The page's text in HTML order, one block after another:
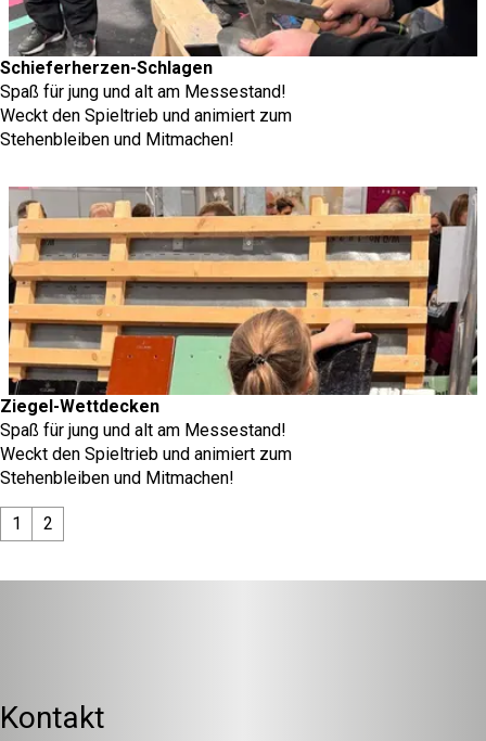
Schieferherzen-Schlagen
Spaß für jung und alt am Messestand!
Weckt den Spieltrieb und animiert zum
Stehenbleiben und Mitmachen!
Ziegel-Wettdecken
Spaß für jung und alt am Messestand!
Weckt den Spieltrieb und animiert zum
Stehenbleiben und Mitmachen!
1 2
Kontakt